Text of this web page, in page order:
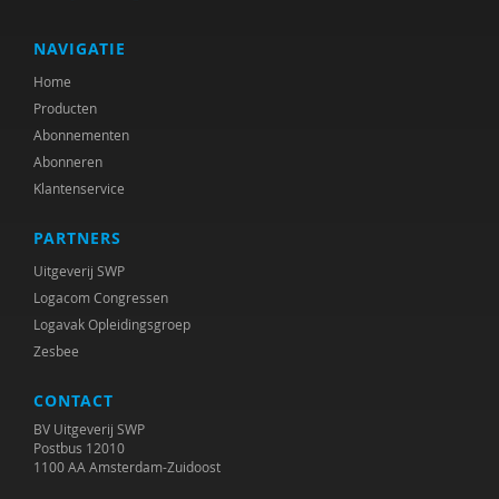
Leonie F. le Sage
Ilse Geerinck
Carolien Gravesteijn
Marte van den Hoed
Marit Hopman
Bob Horjus
Willem Huijnk
Jacoba Huizenga
Kennisplatform Inclusief Samenleven
NAVIGATIE
Home
Producten
Abonnementen
Abonneren
Klantenservice
PARTNERS
Uitgeverij SWP
Logacom Congressen
Logavak Opleidingsgroep
Zesbee
CONTACT
BV Uitgeverij SWP
Postbus 12010
1100 AA Amsterdam-Zuidoost